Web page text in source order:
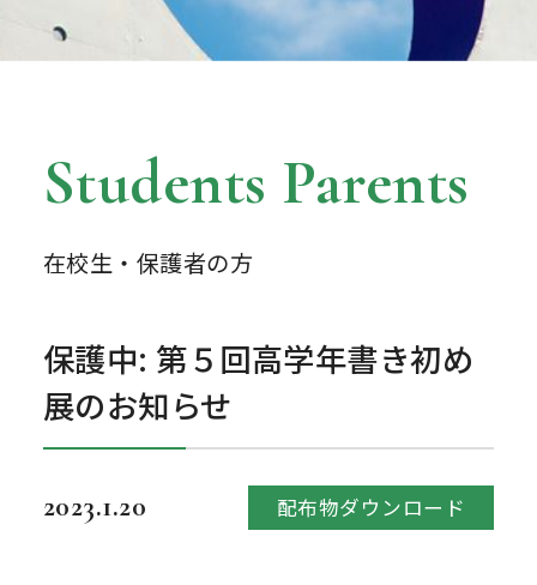
Students Parents
在校生・保護者の方
保護中: 第５回高学年書き初め
展のお知らせ
2023.1.20 配布物ダウンロード